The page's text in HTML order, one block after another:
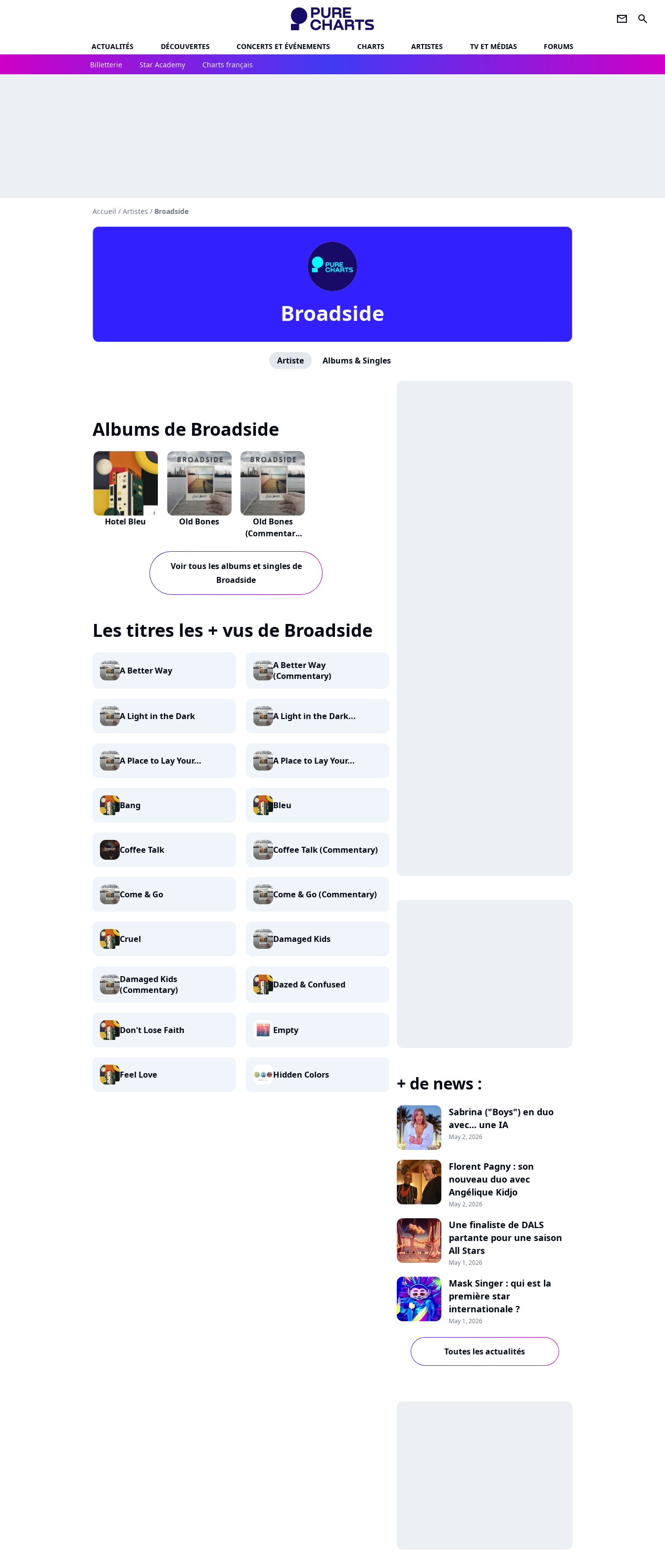
newsletter search
ACTUALITÉS DÉCOUVERTES CONCERTS ET ÉVÉNEMENTS CHARTS ARTISTES TV ET MÉDIAS
FORUMS
Billetterie
Star Academy Charts français
Accueil / Artistes / Broadside
Broadside
Artiste Albums & Singles
Albums de Broadside
Hotel Bleu Old Bones
Old Bones
(Commentary
Voir tous les albums et singles de
Broadside
Les titres les + vus de Broadside
A Better Way
A Better Way
(Commentary)
A Light in the Dark A Light in the Dark...
A Place to Lay Your... A Place to Lay Your...
Bang Bleu
Coffee Talk Coffee Talk (Commentary)
Come & Go Come & Go (Commentary)
Cruel Damaged Kids
Damaged Kids
(Commentary)
Dazed & Confused
Don't Lose Faith Empty
Feel Love Hidden Colors + de news :
Sabrina ("Boys") en duo
avec... une IA
May 2, 2026
Florent Pagny : son
nouveau duo avec
Angélique Kidjo
May 2, 2026
Une finaliste de DALS
partante pour une saison
All Stars
May 1, 2026
Mask Singer : qui est la
première star
internationale ?
May 1, 2026
Toutes les actualités